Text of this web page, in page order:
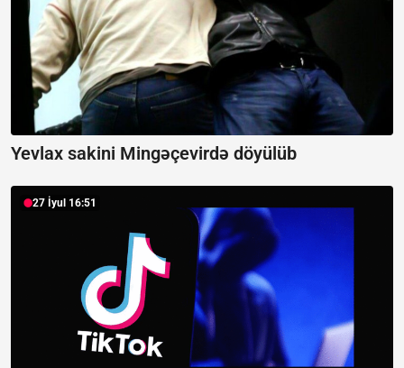
Yevlax sakini Mingəçevirdə döyülüb
27 İyul 16:51